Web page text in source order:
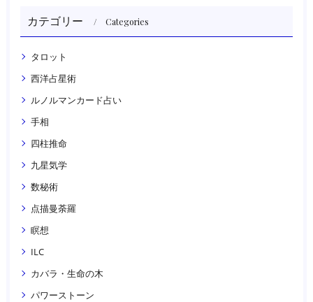
カテゴリー Categories
タロット
西洋占星術
ルノルマンカード占い
手相
四柱推命
九星気学
数秘術
点描曼荼羅
瞑想
ILC
カバラ・生命の木
パワーストーン